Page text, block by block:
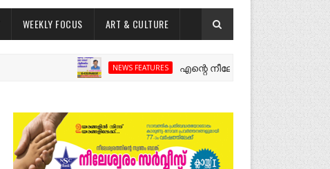
WEEKLY FOCUS ART & CULTURE
NEWS FEATURES എന്റെ നീലേശ്വരം:ഒരു റോഡ്